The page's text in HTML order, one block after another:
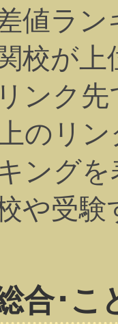
値ラ
校が
ンク
のリ
ング
や受
合･こ